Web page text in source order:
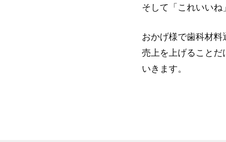
そして「これいいね
おかげ様で歯科材料
売上を上げることだ
いきます。